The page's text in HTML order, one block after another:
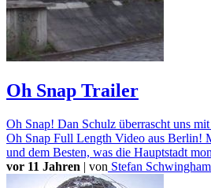
Oh Snap Trailer
Oh Snap! Dan Schulz überrascht uns
Oh Snap Full Length Video aus Berlin!
und dem Besten, was die Hauptstadt
vor 11 Jahren | von Stefan